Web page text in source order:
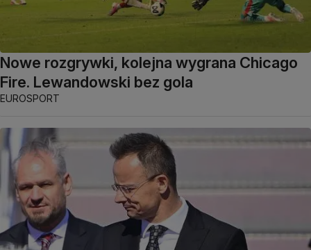
Nowe rozgrywki, kolejna wygrana Chicago
Fire. Lewandowski bez gola
EUROSPORT